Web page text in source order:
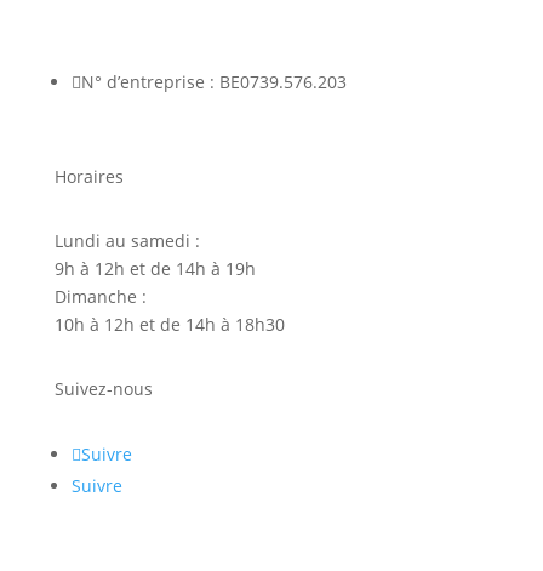
N° d’entreprise : BE0739.576.203
Horaires
Lundi au samedi :
9h à 12h et de 14h à 19h
Dimanche :
10h à 12h et de 14h à 18h30
Suivez-nous
Suivre
Suivre